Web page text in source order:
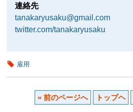
連絡先
tanakaryusaku@gmail.com
twitter.com/tanakaryusaku
雇用
« 前のページへ トップヘ